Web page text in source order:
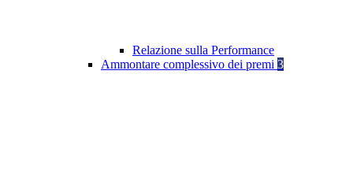
Relazione sulla Performance
Ammontare complessivo dei premi 3